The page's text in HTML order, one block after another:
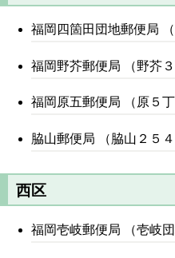
福岡四箇田団地郵便局
福岡野芥郵便局 （野芥
福岡原五郵便局 （原５丁
脇山郵便局 （脇山２５４
西区
福岡壱岐郵便局 （壱岐